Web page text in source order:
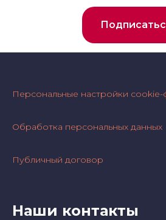
Персональные настройки cookie-
Обработка персональных данных
Публичный договор
Наши контакты